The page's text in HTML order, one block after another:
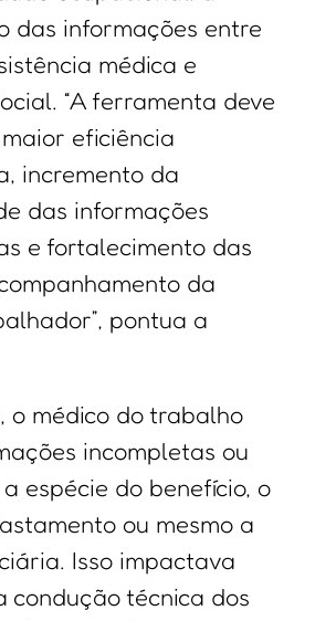
das informações entre
médica e
“A ferramenta deve
eficiência
incremento da
das informações
e fortalecimento das
da
pontua a
o médico do trabalho
incompletas ou
espécie do benefício, o
ou mesmo a
Isso impactava
condução técnica dos